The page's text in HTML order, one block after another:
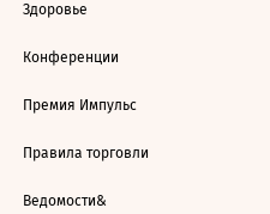
Здоровье
Конференции
Премия Импульс
Правила торговли
Ведомости&